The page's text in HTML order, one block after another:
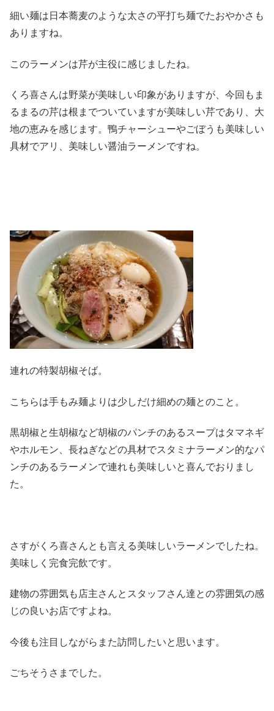
細い麺は日本蕎麦のような太さの平打ち麺でたおやかさも
ありますね。
このラーメンは芹が主役に感じましたね。
くろ喜さんは野菜が美味しい印象がありますが、今回もま
るまるの芹は根までついていますが美味しい芹であり、大
地の恵みを感じます。鴨チャーシューやごぼうも美味しい
具材でアリ、美味しい醤油ラーメンですね。
連れの特製胡椒そば。
こちらは手もみ麺よりは少しだけ細めの麺とのこと。
黒胡椒と生胡椒など胡椒のパンチのあるスープはタマネギ
やホルモン、長ねぎなどの具材でスタミナラーメン的なパ
ンチのあるラーメンで連れも美味しいと喜んでおりまし
た。
さすがくろ喜さんとも言える美味しいラーメンでしたね。
美味しく完食完飲です。
建物の雰囲気も店主さんとスタッフさん達との雰囲気の感
じの良いお店ですよね。
今後も注目しながらまた訪問したいと思います。
ごちそうさまでした。